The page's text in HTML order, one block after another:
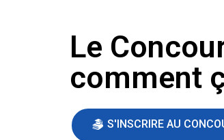
Le
comment
S'INSCRIRE AU